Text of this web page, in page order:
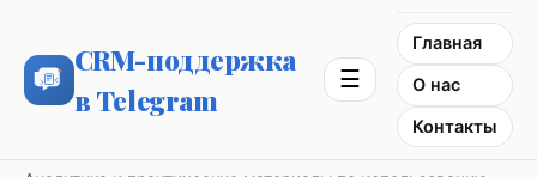
CRM-поддержка
в Telegram
☰
Главная
О нас
Контакты